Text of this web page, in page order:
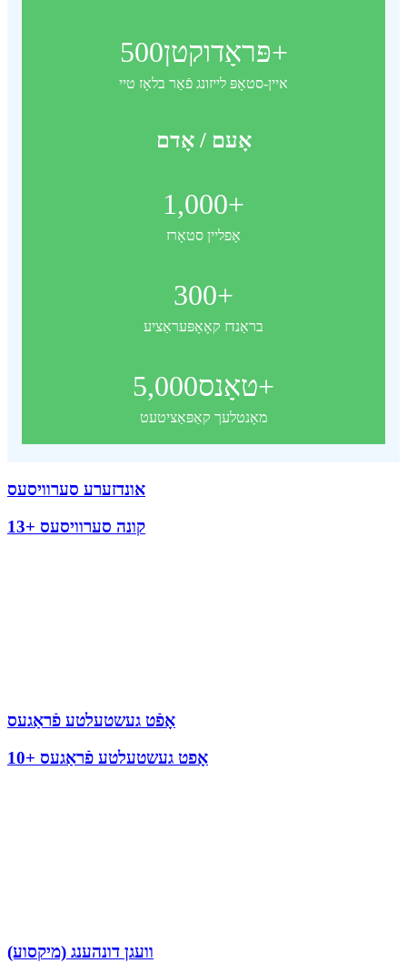
500 פּראָדוקטן+
איין-סטאָפּ לייזונג פֿאַר בלאָז טיי
אָעם / אָדם
1,000+
אָפליין סטאָרז
300+
בראַנדז קאָאָפּעראַציע
5,000 טאָנס+
מאָנטלעך קאַפּאַציטעט
אונדזערע סערוויסעס
13+ קונה סערוויסעס
אָפֿט געשטעלטע פֿראַגעס
10+ אָפט געשטעלטע פֿראַגעס
וועגן דונהענג (מיקסוע)